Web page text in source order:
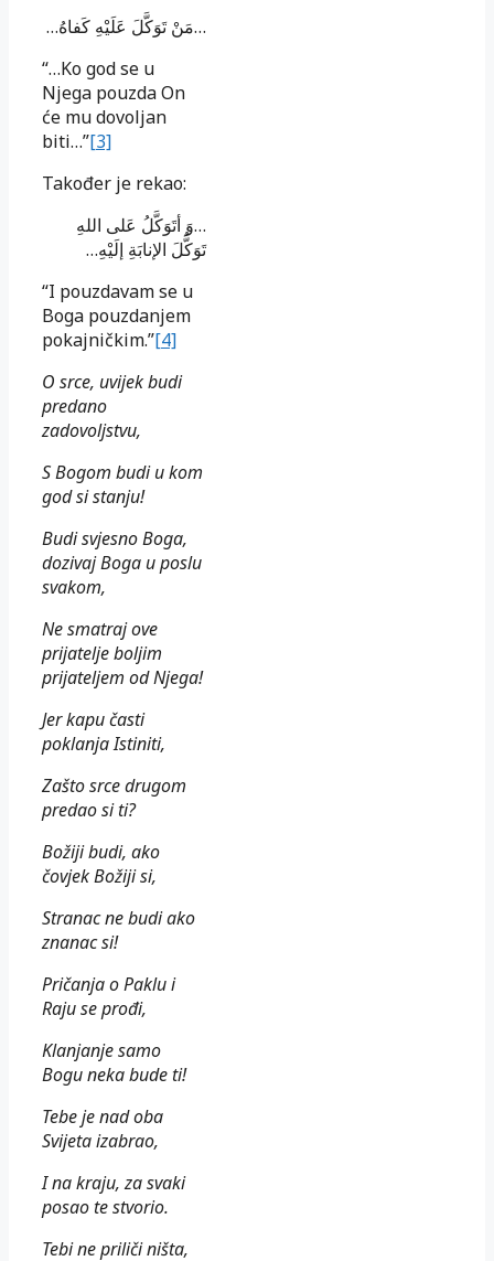
…مَنْ تَوَكَّلَ عَلَيْهِ كَفاهُ…
“…Ko god se u
Njega pouzda On
će mu dovoljan
biti…”[3]
Također je rekao:
…وَ أتَوَكَّلُ عَلى اللهِ
تَوَكُّلَ الإنابَةِ إلَيْهِ…
“I pouzdavam se u
Boga pouzdanjem
pokajničkim.”[4]
O srce, uvijek budi
predano
zadovoljstvu,
S Bogom budi u kom
god si stanju!
Budi svjesno Boga,
dozivaj Boga u poslu
svakom,
Ne smatraj ove
prijatelje boljim
prijateljem od Njega!
Jer kapu časti
poklanja Istiniti,
Zašto srce drugom
predao si ti?
Božiji budi, ako
čovjek Božiji si,
Stranac ne budi ako
znanac si!
Pričanja o Paklu i
Raju se prođi,
Klanjanje samo
Bogu neka bude ti!
Tebe je nad oba
Svijeta izabrao,
I na kraju, za svaki
posao te stvorio.
Tebi ne priliči ništa,